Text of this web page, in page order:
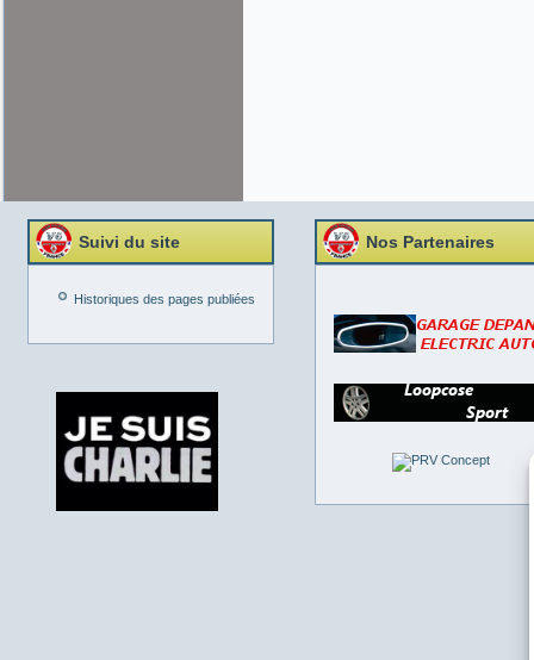
Suivi du site
Historiques des pages publiées
Nos Partenaires